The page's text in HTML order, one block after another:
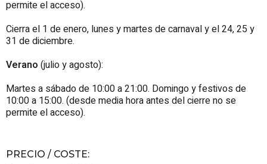
permite el acceso).
Cierra el 1 de enero, lunes y martes de carnaval y el 24, 25 y
31 de diciembre.
Verano (julio y agosto):
Martes a sábado de 10:00 a 21:00. Domingo y festivos de
10:00 a 15:00. (desde media hora antes del cierre no se
permite el acceso).
PRECIO / COSTE: